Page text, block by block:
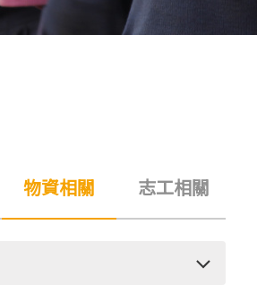
物資相關 志工相關